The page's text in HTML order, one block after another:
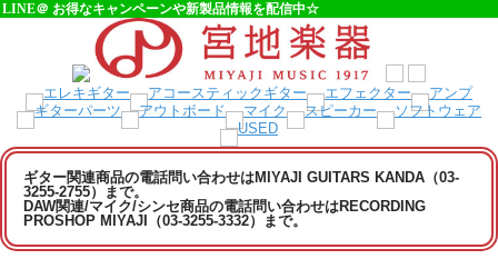
LINE＠ お得なキャンペーンや新製品情報を配信中☆
ギター関連商品の電話問い合わせはMIYAJI GUITARS KANDA（03-
3255-2755）まで。
DAW関連/マイク/シンセ商品の電話問い合わせはRECORDING
PROSHOP MIYAJI（03-3255-3332）まで。